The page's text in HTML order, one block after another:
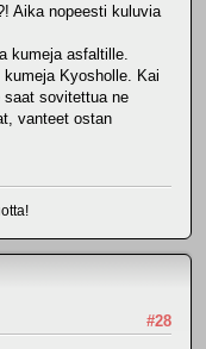
Aika nopeesti kuluvia
kumeja asfaltille.
kumeja Kyosholle. Kai
saat sovitettua ne
vanteet ostan
#28